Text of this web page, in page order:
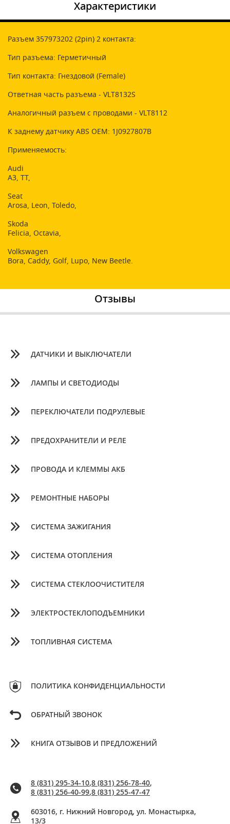
Характеристики
Разъем 357973202 (2pin) 2 контакта:
Тип разъема: Герметичный
Тип контакта: Гнездовой (Female)
Ответная часть разъема - VLT8132S
Аналогичный разъем с проводами - VLT8112
К заднему датчику ABS OEM: 1J0927807B
Применяемость:
Audi
A3, TT,
Seat
Arosa, Leon, Toledo,
Skoda
Felicia, Octavia,
Volkswagen
Bora, Caddy, Golf, Lupo, New Beetle.
Отзывы
ДАТЧИКИ И ВЫКЛЮЧАТЕЛИ
ЛАМПЫ И СВЕТОДИОДЫ
ПЕРЕКЛЮЧАТЕЛИ ПОДРУЛЕВЫЕ
ПРЕДОХРАНИТЕЛИ И РЕЛЕ
ПРОВОДА И КЛЕММЫ АКБ
РЕМОНТНЫЕ НАБОРЫ
СИСТЕМА ЗАЖИГАНИЯ
СИСТЕМА ОТОПЛЕНИЯ
СИСТЕМА СТЕКЛООЧИСТИТЕЛЯ
ЭЛЕКТРОСТЕКЛОПОДЪЕМНИКИ
ТОПЛИВНАЯ СИСТЕМА
ПОЛИТИКА КОНФИДЕНЦИАЛЬНОСТИ
ОБРАТНЫЙ ЗВОНОК
КНИГА ОТЗЫВОВ И ПРЕДЛОЖЕНИЙ
8 (831) 295-34-10,8 (831) 256-78-40,
8 (831) 256-40-99,8 (831) 255-47-47
603016, г. Нижний Новгород, ул. Монастырка,
13/3